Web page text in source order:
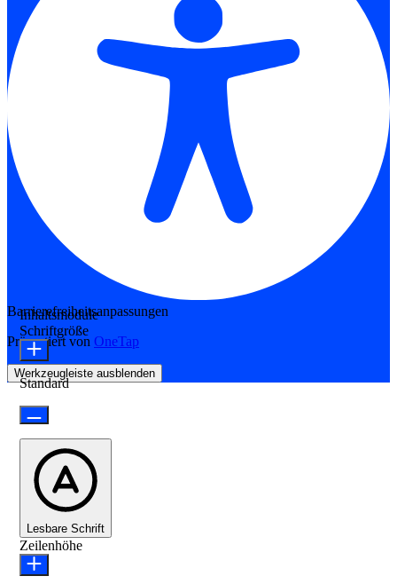
Barrierefreiheitsanpassungen
Präsentiert von OneTap
Werkzeugleiste ausblenden
Inhaltsmodule
Schriftgröße
Standard
Lesbare Schrift
Zeilenhöhe